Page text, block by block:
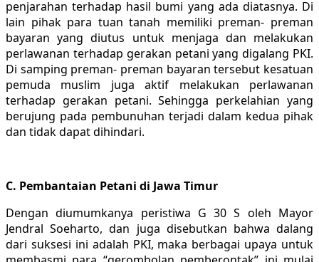
penjarahan terhadap hasil bumi yang ada diatasnya. Di
lain pihak para tuan tanah memiliki preman- preman
bayaran yang diutus untuk menjaga dan melakukan
perlawanan terhadap gerakan petani yang digalang PKI.
Di samping preman- preman bayaran tersebut kesatuan
pemuda muslim juga aktif melakukan perlawanan
terhadap gerakan petani. Sehingga perkelahian yang
berujung pada pembunuhan terjadi dalam kedua pihak
dan tidak dapat dihindari.
C. Pembantaian Petani di Jawa Timur
Dengan diumumkanya peristiwa G 30 S oleh Mayor
Jendral Soeharto, dan juga disebutkan bahwa dalang
dari suksesi ini adalah PKI, maka berbagai upaya untuk